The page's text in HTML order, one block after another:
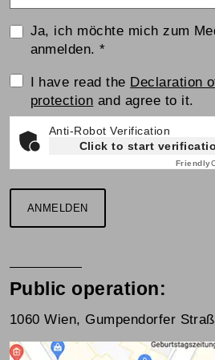
Ja, ich möchte mich zum
anmelden.*
Einwilligungserklärung
I have read the Declaration
protection and agree to it.
Anti-Robot Verification
Click to start
Friendly
ANMELDEN
Public operation:
1060 Wien, Gumpendorfer